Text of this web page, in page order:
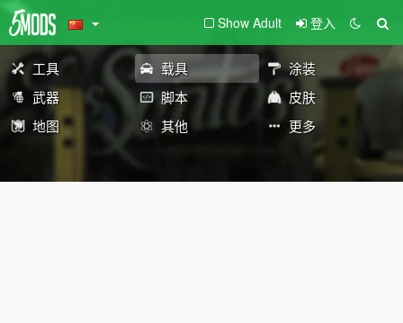
Show Adult 登入
工具 载具
涂装
武器
脚本
皮肤
地图
其他 更多